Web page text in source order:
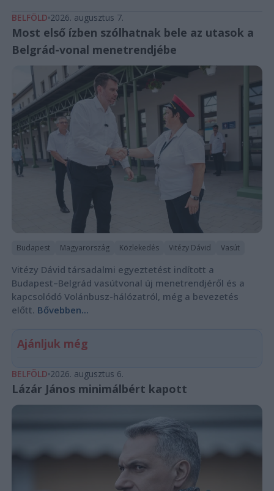
BELFÖLD 2026. augusztus 7.
Most első ízben szólhatnak bele az utasok a
Belgrád-vonal menetrendjébe
Budapest Magyarország Közlekedés Vitézy Dávid Vasút
Vitézy Dávid társadalmi egyeztetést indított a
Budapest–Belgrád vasútvonal új menetrendjéről és a
kapcsolódó Volánbusz-hálózatról, még a bevezetés
előtt. Bővebben...
Ajánljuk még
BELFÖLD 2026. augusztus 6.
Lázár János minimálbért kapott